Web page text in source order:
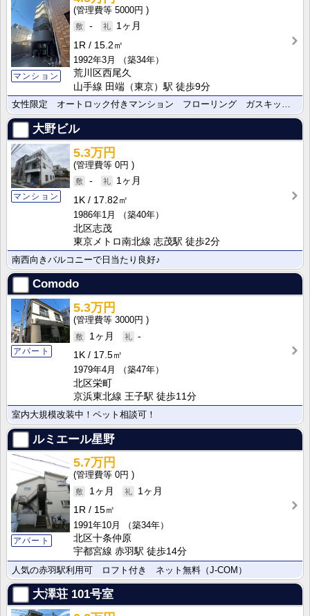
マンション
5000円
-
1ヶ月
1R
15.2㎡
1992年3月
（築34年）
荒川区西尾久
山手線 田端（東京）駅 徒歩9分
女性限定 オートロック付きマンション フローリング ガスキッチン
大野ビル
マンション
5.3万円
0円
-
1ヶ月
1K
17.82㎡
1986年1月
（築40年）
北区志茂
東京メトロ南北線 志茂駅 徒歩2分
南西向きバルコニーで日当たり良好♪
Comodo
アパート
5.3万円
3000円
1ヶ月
-
1K
17.5㎡
1979年4月
（築47年）
北区栄町
京浜東北線 王子駅 徒歩11分
室内大規模改装中！ペット相談可！
ルミエール星野
アパート
5.7万円
0円
1ヶ月
1ヶ月
1R
15㎡
1991年10月
（築34年）
北区十条仲原
宇都宮線 赤羽駅 徒歩14分
人気の赤羽駅利用可 ロフト付き ネット無料（J-COM）
大澤荘 101号室